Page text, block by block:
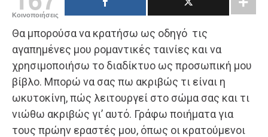
Κοινοποιήσεις
Θα μπορούσα να κρατήσω ως οδηγό τις
αγαπημένες μου ρομαντικές ταινίες και να
χρησιμοποιήσω το διαδίκτυο ως προσωπική μου
βίβλο. Μπορώ να σας πω ακριβώς τι είναι η
ωκυτοκίνη, πώς λειτουργεί στο σώμα σας και τι
νιώθω ακριβώς γι’ αυτό. Γράφω ποιήματα για
τους πρώην εραστές μου, όπως οι κρατούμενοι